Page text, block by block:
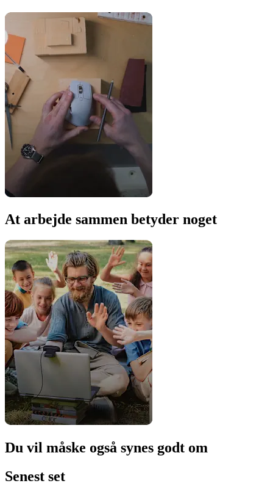
At arbejde sammen betyder noget
Du vil måske også synes godt om
Senest set